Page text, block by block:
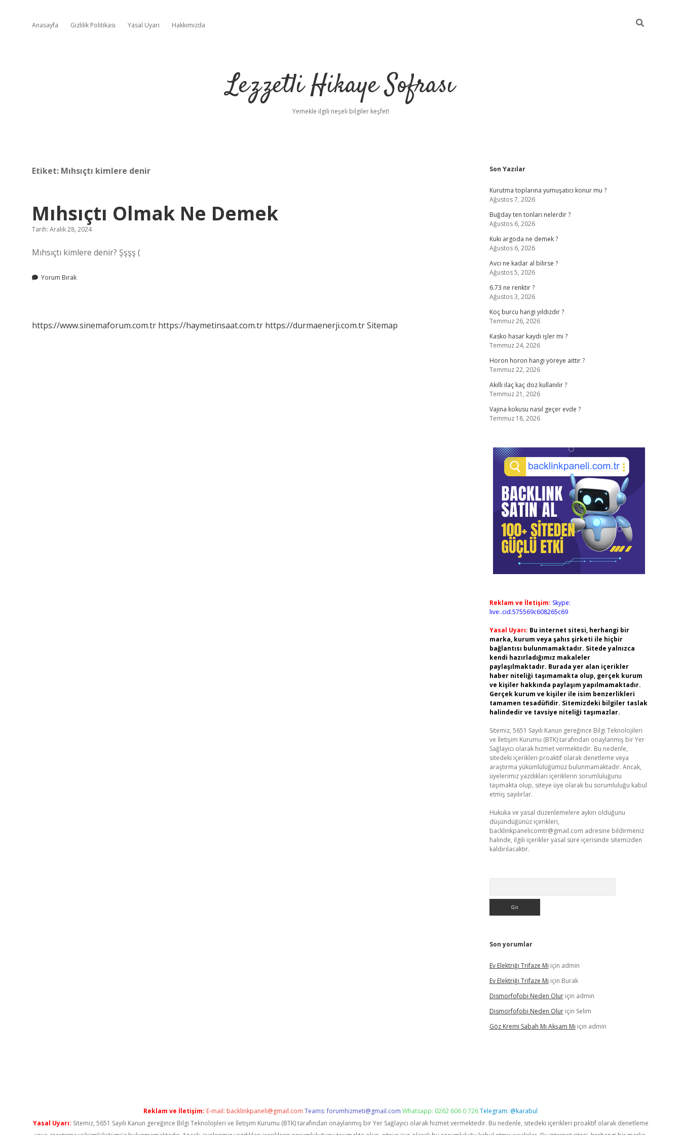
Anasayfa Gizlilik Politikası Yasal Uyarı Hakkımızda
Lezzetli Hikaye Sofrası
Yemekle ilgili neşeli bilgiler keşfet!
Etiket: Mıhsıçtı kimlere denir
Mıhsıçtı Olmak Ne Demek
Tarih: Aralık 28, 2024
Mıhsıçtı kimlere denir? Şşşş (
Yorum Bırak
https://www.sinemaforum.com.tr https://haymetinsaat.com.tr https://durmaenerji.com.trSitemap
Sidebar
Son Yazılar
Kurutma toplarına yumuşatıcı konur mu ?
Ağustos 7, 2026
Buğday ten tonları nelerdir ?
Ağustos 6, 2026
Kuki argoda ne demek ?
Ağustos 6, 2026
Avcı ne kadar al bilirse ?
Ağustos 5, 2026
6.73 ne renktir ?
Ağustos 3, 2026
Koç burcu hangi yıldızdır ?
Temmuz 26, 2026
Kasko hasar kaydı işler mi ?
Temmuz 24, 2026
Horon horon hangi yöreye aittir ?
Temmuz 22, 2026
Akıllı ilaç kaç doz kullanılır ?
Temmuz 21, 2026
Vajina kokusu nasıl geçer evde ?
Temmuz 18, 2026
Reklam ve İletişim: Skype:
live:.cid.575569c608265c69
Yasal Uyarı: Bu internet sitesi, herhangi bir
marka, kurum veya şahıs şirketi ile hiçbir
bağlantısı bulunmamaktadır. Sitede yalnızca
kendi hazırladığımız makaleler
paylaşılmaktadır. Burada yer alan içerikler
haber niteliği taşımamakta olup, gerçek kurum
ve kişiler hakkında paylaşım yapılmamaktadır.
Gerçek kurum ve kişiler ile isim benzerlikleri
tamamen tesadüfidir. Sitemizdeki bilgiler taslak
halindedir ve tavsiye niteliği taşımazlar.
Sitemiz, 5651 Sayılı Kanun gereğince Bilgi Teknolojileri
ve İletişim Kurumu (BTK) tarafından onaylanmış bir Yer
Sağlayıcı olarak hizmet vermektedir. Bu nedenle,
sitedeki içerikleri proaktif olarak denetleme veya
araştırma yükümlülüğümüz bulunmamaktadır. Ancak,
üyelerimiz yazdıkları içeriklerin sorumluluğunu
taşımakta olup, siteye üye olarak bu sorumluluğu kabul
etmiş sayılırlar.
Hukuka ve yasal düzenlemelere aykırı olduğunu
düşündüğünüz içerikleri,
backlinkpanelicomtr@gmail.com adresine bildirmeniz
halinde, ilgili içerikler yasal süre içerisinde sitemizden
kaldırılacaktır.
Son yorumlar
Ev Elektriği Trifaze Mi için admin
Ev Elektriği Trifaze Mi için Burak
Dismorfofobi Neden Oluriçin admin
Dismorfofobi Neden Oluriçin Selim
Göz Kremi Sabah Mı Akşam Mı için admin
Reklam ve İletişim: E-mail: backlinkpaneli@gmail.com Teams:forumhizmeti@gmail.com Whatsapp: 0262 606 0 726Telegram: @karabul
Yasal Uyarı: Sitemiz, 5651 Sayılı Kanun gereğince Bilgi Teknolojileri ve İletişim Kurumu (BTK) tarafından onaylanmış bir Yer Sağlayıcı olarak hizmet vermektedir. Bu nedenle, sitedeki içerikleri proaktif olarak denetleme